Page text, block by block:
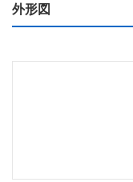
外形図